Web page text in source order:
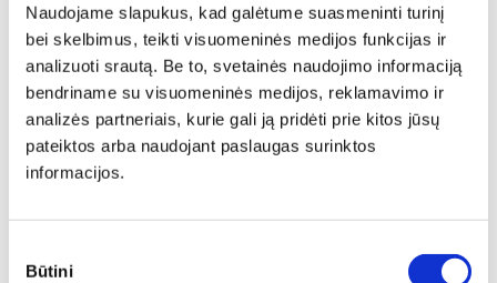
Naudojame slapukus, kad galėtume suasmeninti turinį
bei skelbimus, teikti visuomeninės medijos funkcijas ir
analizuoti srautą. Be to, svetainės naudojimo informaciją
bendriname su visuomeninės medijos, reklamavimo ir
analizės partneriais, kurie gali ją pridėti prie kitos jūsų
pateiktos arba naudojant paslaugas surinktos
informacijos.
pasirinkimas
Būtini
Kainos matomos tik registruotiems vartotojams.
Prisijungti / Registruotis
Rašyti užklausą
Reikia daugiau informacijos?